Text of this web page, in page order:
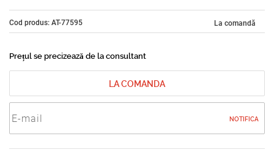
Cod produs: AT-77595 La comandă
Prețul se precizează de la consultant
LA COMANDA
NOTIFICA